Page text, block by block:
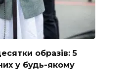
образів: 5
у будь-якому